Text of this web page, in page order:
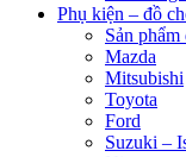
Phụ kiện – đồ
Sản
Mazda
Mitsubishi
Toyota
Ford
Suzuki –